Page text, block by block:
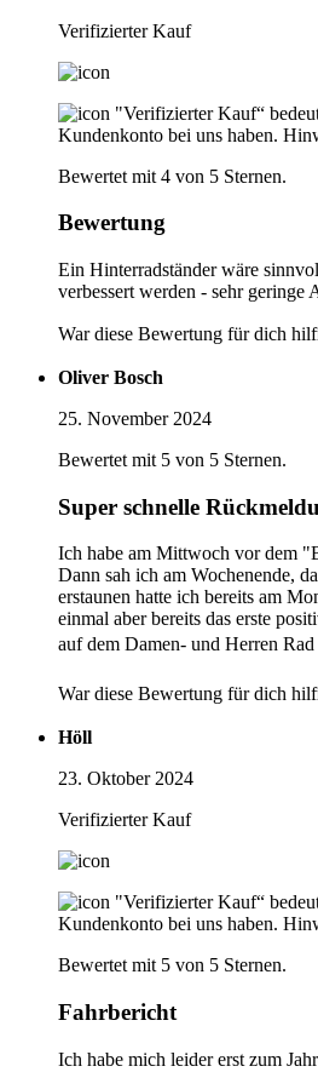
Verifizierter Kauf
"Verifizierter Kauf“
Kundenkonto bei uns haben.
Bewertet mit 4 von 5 Sternen.
Bewertung
Ein Hinterradständer wäre
verbessert werden - sehr geringe
War diese Bewertung für dich
Oliver Bosch
25. November 2024
Bewertet mit 5 von 5 Sternen.
Super schnelle
Ich habe am Mittwoch vor dem
Dann sah ich am Wochenende,
erstaunen hatte ich bereits am
einmal aber bereits das erste
auf dem Damen- und Herren
War diese Bewertung für dich
Höll
23. Oktober 2024
Verifizierter Kauf
"Verifizierter Kauf“
Kundenkonto bei uns haben.
Bewertet mit 5 von 5 Sternen.
Fahrbericht
Ich habe mich leider erst zum